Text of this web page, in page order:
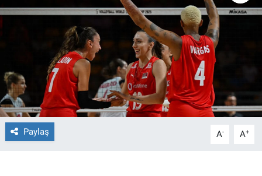
Paylaş A- A+
Eğlence
Ekonomi
Forum
Gerçeğin İzinde
Gün Başlıyor